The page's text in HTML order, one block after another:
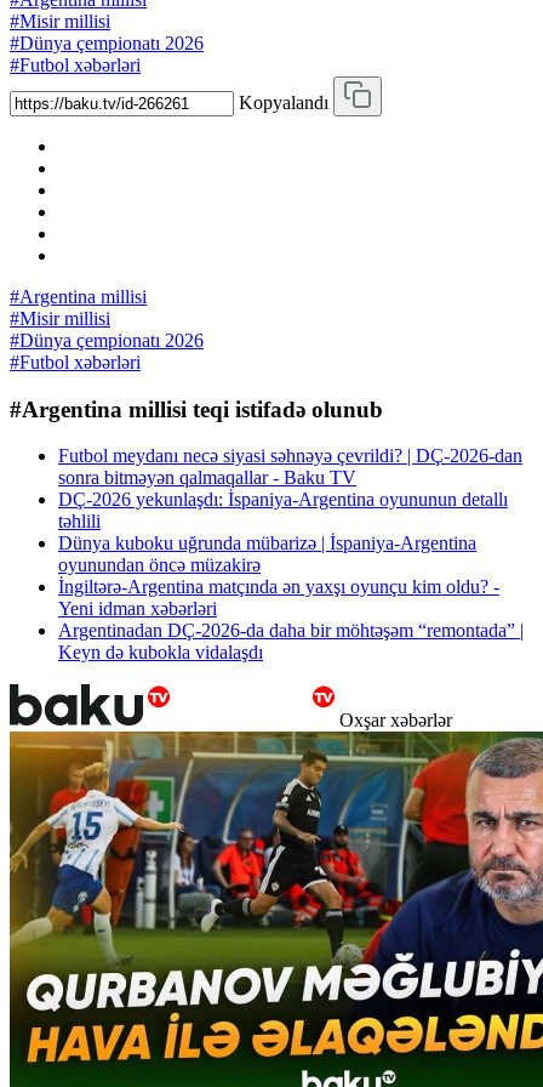
#Misir millisi
#Dünya çempionatı 2026
#Futbol xəbərləri
Kopyalandı
#Argentina millisi
#Misir millisi
#Dünya çempionatı 2026
#Futbol xəbərləri
#Argentina millisi teqi istifadə olunub
Futbol meydanı necə siyasi səhnəyə çevrildi? | DÇ-2026-dan
sonra bitməyən qalmaqallar - Baku TV
DÇ-2026 yekunlaşdı: İspaniya-Argentina oyununun detallı
təhlili
Dünya kuboku uğrunda mübarizə | İspaniya-Argentina
oyunundan öncə müzakirə
İngiltərə-Argentina matçında ən yaxşı oyunçu kim oldu? -
Yeni idman xəbərləri
Argentinadan DÇ-2026-da daha bir möhtəşəm “remontada” |
Keyn də kubokla vidalaşdı
Oxşar xəbərlər